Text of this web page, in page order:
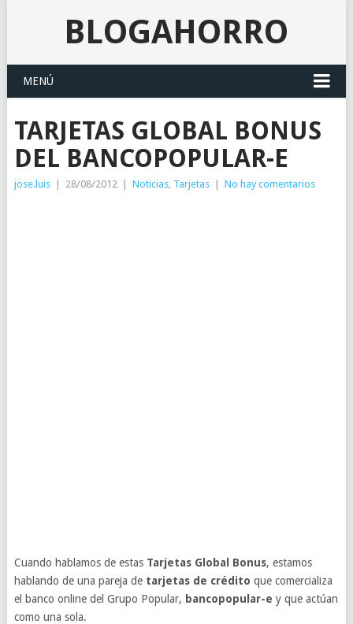
BLOGAHORRO
MENÚ
TARJETAS GLOBAL BONUS
DEL BANCOPOPULAR-E
jose.luis 28/08/2012 Noticias, Tarjetas No hay comentarios
Cuando hablamos de estasTarjetas Global Bonus, estamos
hablando de una pareja detarjetas de crédito que comercializa
el banco online del Grupo Popular, bancopopular-e y que actúan
como una sola.